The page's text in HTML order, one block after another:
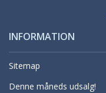
INFORMATION
Sitemap
Denne måneds udsalg!